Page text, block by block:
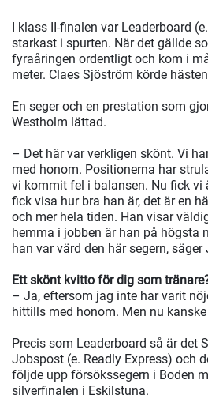
I klass II-finalen var Leaderboard
starkast i spurten. När det gällde
fyraåringen ordentligt och kom i
meter. Claes Sjöström körde
En seger och en prestation som
Westholm lättad.
– Det här var verkligen skönt. Vi
med honom. Positionerna har
vi kommit fel i balansen. Nu fick vi
fick visa hur bra han är, det är en
och mer hela tiden. Han visar
hemma i jobben är han på högsta
han var värd den här segern,
Ett skönt kvitto för dig som
– Ja, eftersom jag inte har varit
hittills med honom. Men nu
Precis som Leaderboard så är det
Jobspost (e. Readly Express) och
följde upp försökssegern i Boden
silverfinalen i Eskilstuna.